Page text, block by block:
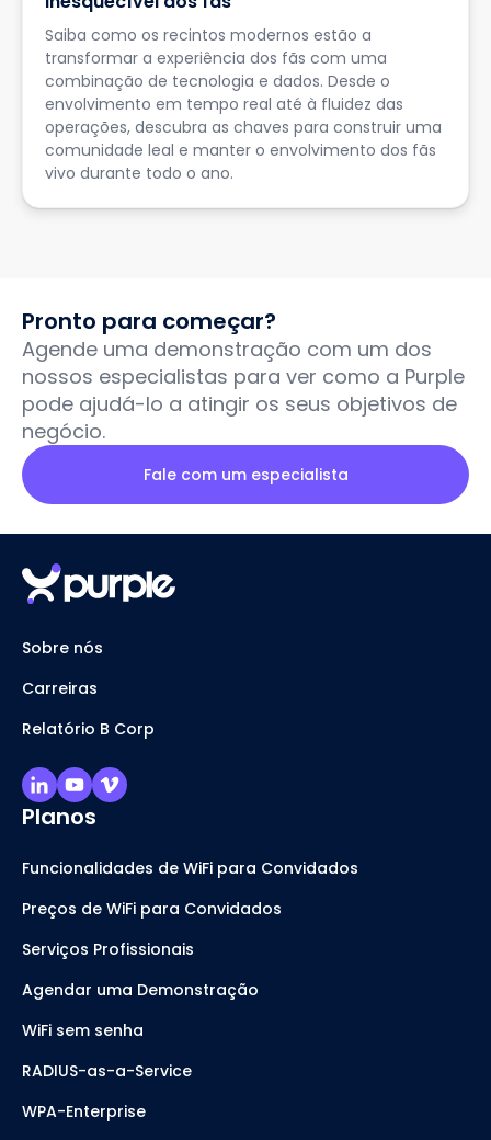
Saiba como os recintos modernos estão a
transformar a experiência dos fãs com uma
combinação de tecnologia e dados. Desde o
envolvimento em tempo real até à fluidez das
operações, descubra as chaves para construir uma
comunidade leal e manter o envolvimento dos fãs
vivo durante todo o ano.
Pronto para começar?
Agende uma demonstração com um dos
nossos especialistas para ver como a Purple
pode ajudá-lo a atingir os seus objetivos de
negócio.
Fale com um especialista
Sobre nós
Carreiras
Relatório B Corp
Planos
Funcionalidades de WiFi para Convidados
Preços de WiFi para Convidados
Serviços Profissionais
Agendar uma Demonstração
WiFi sem senha
RADIUS-as-a-Service
WPA-Enterprise